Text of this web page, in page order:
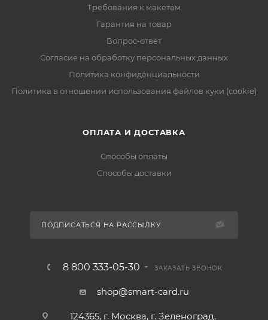
Требования к макетам
Гарантия на товар
Вопрос-ответ
Согласие на обработку персональных данных
Политика конфиденциальности
Политика в отношении использования файлов куки (cookie)
ОПЛАТА И ДОСТАВКА
Способы оплаты
Способы доставки
ПОДПИСАТЬСЯ НА РАССЫЛКУ
8 800 333-05-30 ЗАКАЗАТЬ ЗВОНОК
shop@smart-card.ru
124365, г. Москва, г. Зеленоград,